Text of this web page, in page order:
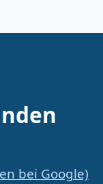
bei Google)